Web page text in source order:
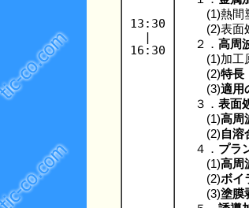
13:30
|
16:30
(1)熱間
(2)表面
２． 高周
(1)加工
(2)特長
(3)適用
３． 表面
(1)高周
(2)自溶
４． プラ
(1)高周
(2)ボイ
(3)塗膜